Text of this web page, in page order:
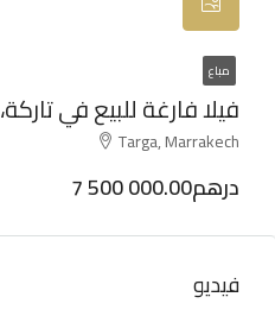
مباع
فيلا فارغة للبيع في تاركة، 720 متر مربع، مراكش
Targa, Marrakech
7 500 000.00درهم
فيديو